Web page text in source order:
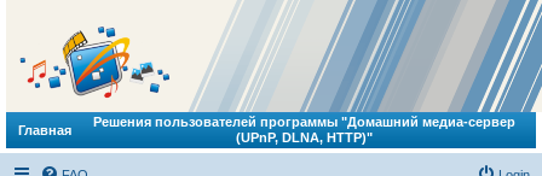
Главная
Решения пользователей программы "Домашний медиа-сервер
(UPnP, DLNA, HTTP)"